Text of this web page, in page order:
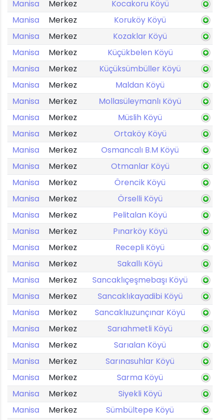
Manisa
Merkez
Kocakoru Köyü
Manisa
Merkez
Koruköy Köyü
Manisa
Merkez
Kozaklar Köyü
Manisa
Merkez
Küçükbelen Köyü
Manisa
Merkez
Küçüksümbüller Köyü
Manisa
Merkez
Maldan Köyü
Manisa
Merkez
Mollasüleymanlı Köyü
Manisa
Merkez
Müslih Köyü
Manisa
Merkez
Ortaköy Köyü
Manisa
Merkez
Osmancalı B.M Köyü
Manisa
Merkez
Otmanlar Köyü
Manisa
Merkez
Örencik Köyü
Manisa
Merkez
Örselli Köyü
Manisa
Merkez
Pelitalan Köyü
Manisa
Merkez
Pınarköy Köyü
Manisa
Merkez
Recepli Köyü
Manisa
Merkez
Sakallı Köyü
Manisa
Merkez
Sancaklıçeşmebaşı Köyü
Manisa
Merkez
Sancaklıkayadibi Köyü
Manisa
Merkez
Sancaklıuzunçınar Köyü
Manisa
Merkez
Sarıahmetli Köyü
Manisa
Merkez
Sarıalan Köyü
Manisa
Merkez
Sarınasuhlar Köyü
Manisa
Merkez
Sarma Köyü
Manisa
Merkez
Siyekli Köyü
Manisa
Merkez
Sümbültepe Köyü